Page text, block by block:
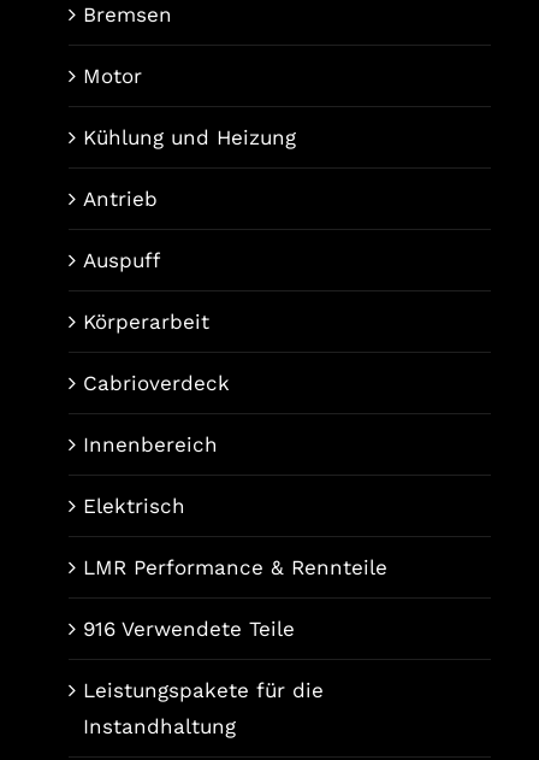
Bremsen
Motor
Kühlung und Heizung
Antrieb
Auspuff
Körperarbeit
Cabrioverdeck
Innenbereich
Elektrisch
LMR Performance & Rennteile
916 Verwendete Teile
Leistungspakete für die
Instandhaltung